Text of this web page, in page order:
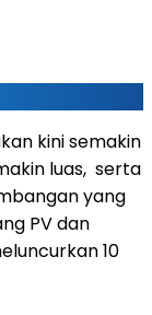
kini semakin
luas, serta
yang
PV dan
10